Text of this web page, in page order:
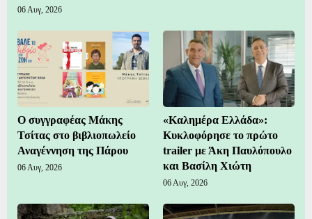
06 Αυγ, 2026
Ο συγγραφέας Μάκης
Τσίτας στο βιβλιοπωλείο
Αναγέννηση της Πάρου
06 Αυγ, 2026
«Καλημέρα Ελλάδα»:
Κυκλοφόρησε το πρώτο
trailer με Άκη Παυλόπουλο
και Βασίλη Χιώτη
06 Αυγ, 2026